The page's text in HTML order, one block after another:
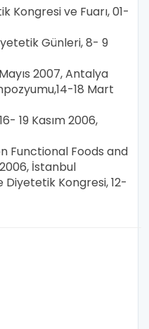
Kongresi ve Fuarı, 01-
Günleri, 8- 9
2007, Antalya
18 Mart
19 Kasım 2006,
Functional Foods and
İstanbul
Diyetetik Kongresi, 12-